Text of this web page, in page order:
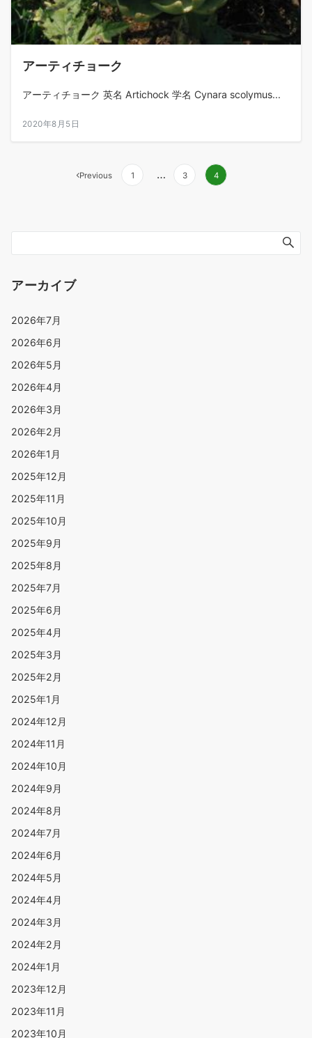
アーティチョーク
アーティチョーク 英名 Artichock 学名 Cynara scolymus...
2020年8月5日
Previous 1 … 3 4
アーカイブ
2026年7月
2026年6月
2026年5月
2026年4月
2026年3月
2026年2月
2026年1月
2025年12月
2025年11月
2025年10月
2025年9月
2025年8月
2025年7月
2025年6月
2025年4月
2025年3月
2025年2月
2025年1月
2024年12月
2024年11月
2024年10月
2024年9月
2024年8月
2024年7月
2024年6月
2024年5月
2024年4月
2024年3月
2024年2月
2024年1月
2023年12月
2023年11月
2023年10月